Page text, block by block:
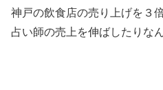
神戸の飲食店の売り上げを３
占い師の売上を伸ばしたりな